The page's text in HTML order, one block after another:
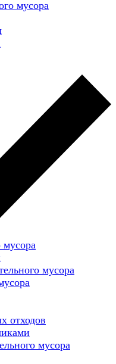
мусора
мусора
мусора
отходов
мусора